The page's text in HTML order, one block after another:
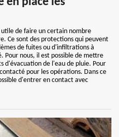
utile de faire un certain nombre
Ce sont des protections qui peuvent
de fuites ou d'infiltrations à
Pour nous, il est possible de mettre
d'évacuation de l'eau de pluie. Pour
pour les opérations. Dans ce
d'entrer en contact avec